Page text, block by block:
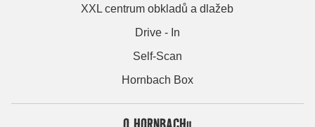
XXL centrum obkladů a dlažeb
Drive - In
Self-Scan
Hornbach Box
O HORNBACHu